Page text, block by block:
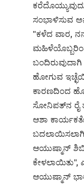
ಸಂಭಾಳಿಸುವ
"ಕಳೆದ ವಾರ,
ಬಂದಿರುವುದಾಗಿ
ಹೋಗುವ
ಕಾರಣದಿಂದ
ಸೋನಿಪತ್‌ನ ರೈ
ಆಶಾ
ಆಯುಷ್ಮಾನ್
ಕೇಳಲಾಯಿತು",
ಆಯುಷ್ಮಾನ್